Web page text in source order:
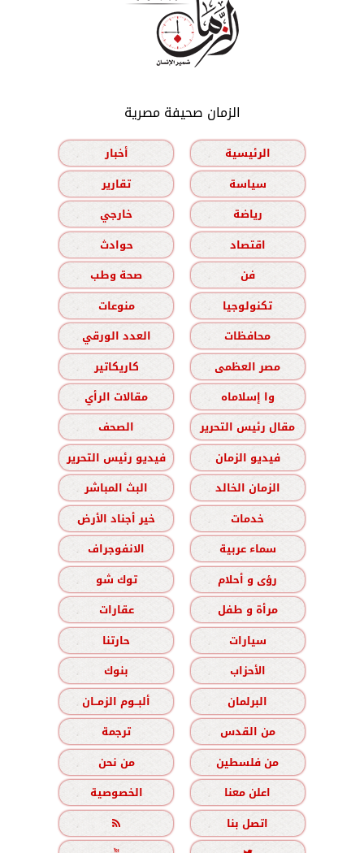
الزمان صحيفة مصرية
الرئيسية
أخبار
سياسة
تقارير
رياضة
خارجي
اقتصاد
حوادث
فن
صحة وطب
تكنولوجيا
منوعات
محافظات
العدد الورقي
مصر العظمى
كاريكاتير
وا إسلاماه
مقالات الرأي
مقال رئيس التحرير
الصحف
فيديو الزمان
فيديو رئيس التحرير
الزمان الخالد
البث المباشر
خدمات
خير أجناد الأرض
سماء عربية
الانفوجراف
رؤى و أحلام
توك شو
مرأة و طفل
عقارات
سيارات
حارتنا
الأحزاب
بنوك
البرلمان
ألبــوم الزمــان
من القدس
ترجمة
من فلسطين
من نحن
اعلن معنا
الخصوصية
اتصل بنا
